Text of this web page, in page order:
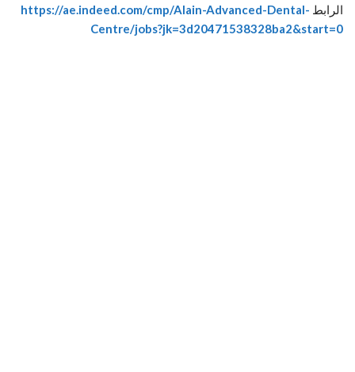
الرابط https://ae.indeed.com/cmp/Alain-Advanced-Dental-
Centre/jobs?jk=3d20471538328ba2&start=0